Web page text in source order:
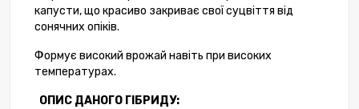
капусти, що красиво закриває свої суцвіття від
сонячних опіків.
Формує високий врожай навіть при високих
температурах.
ОПИС ДАНОГО ГІБРИДУ: